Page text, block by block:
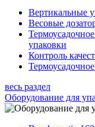
Вертикальные
Весовые
упаковки
Контроль
весь раздел
Оборудование для